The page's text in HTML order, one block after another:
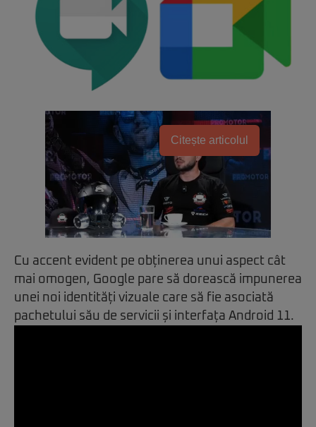
Citește articolul
Cu accent evident pe obținerea unui aspect cât
mai omogen, Google pare să dorească impunerea
unei noi identități vizuale care să fie asociată
pachetului său de servicii și interfața Android 11.